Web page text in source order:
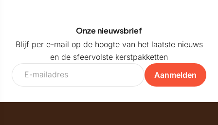
Onze nieuwsbrief
Blijf per e-mail op de hoogte van het laatste nieuws
en de sfeervolste kerstpakketten
Aanmelden